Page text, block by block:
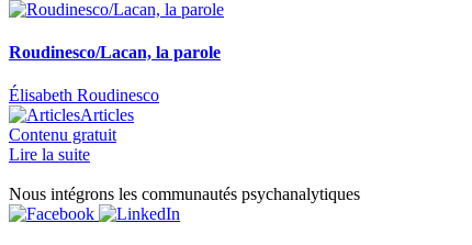
Roudinesco/Lacan, la parole
Élisabeth Roudinesco
Articles
Contenu gratuit
Lire la suite
Nous intégrons les communautés psychanalytiques